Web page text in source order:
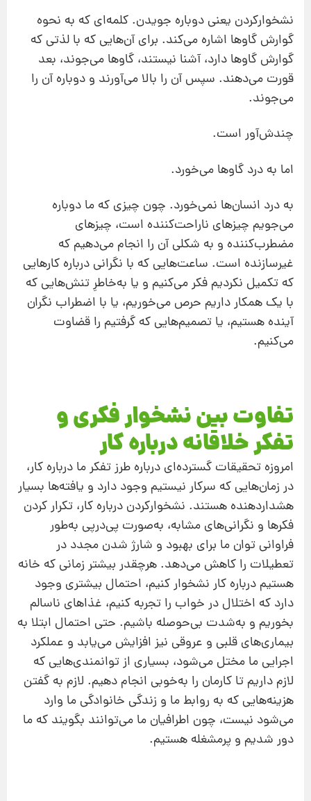
نشخوارکردن یعنی دوباره جویدن. کلمه‌ای که به نحوه
گوارش گاوها اشاره می‌کند. برای آن‌هایی که با لذتی که
گوارش گاوها دارد، آشنا نیستند، گاوها می‌جوند، بعد
قورت می‌دهند. سپس آن را بالا می‌آورند و دوباره آن را
می‌جوند.
چندش‌آور است.
اما به درد گاوها می‌خورد.
به درد انسان‌ها نمی‌خورد. چون چیزی که ما دوباره
می‌جویم چیزهای ناراحت‌کننده است، چیزهای
مضطرب‌کننده و به شکلی آن را انجام می‌دهیم که
غیرسازنده است. ساعت‌هایی که با نگرانی درباره کارهایی
که تکمیل نکردیم فکر می‌کنیم و یا به‌خاطرِ تنش‌هایی که
با یک همکار داریم حرص می‌خوریم، یا با اضطراب نگران
آینده هستیم، یا تصمیم‌هایی که گرفتیم را قضاوت
می‌کنیم.
تفاوت بین نشخوار فکری و
تفکر خلاقانه درباره کار
امروزه تحقیقات گسترده‌ای درباره طرز تفکر ما درباره کار،
در زمان‌هایی که سرکار نیستیم وجود دارد و یافته‌ها بسیار
هشداردهنده هستند. نشخوارکردن درباره کار، تکرار کردن
فکرها و نگرانی‌های مشابه، به‌صورت پی‌درپی به‌طور
فراوانی توان ما برای بهبود و شارژ شدن مجدد در
تعطیلات را کاهش می‌دهد. هرچقدر بیشتر زمانی که خانه
هستیم درباره کار نشخوار کنیم، احتمال بیشتری وجود
دارد که اختلال در خواب را تجربه کنیم، غذاهای ناسالم
بخوریم و به‌شدت بی‌حوصله باشیم. حتی احتمال ابتلا به
بیماری‌های قلبی و عروقی نیز افزایش می‌یابد و عملکرد
اجرایی ما مختل می‌شود، بسیاری از توانمندی‌هایی که
لازم داریم تا کارمان را به‌خوبی انجام دهیم. لازم به گفتن
هزینه‌هایی که به روابط ما و زندگی خانوادگی ما وارد
می‌شود نیست، چون اطرافیان ما می‌توانند بگویند که ما
دور شدیم و پرمشغله هستیم.